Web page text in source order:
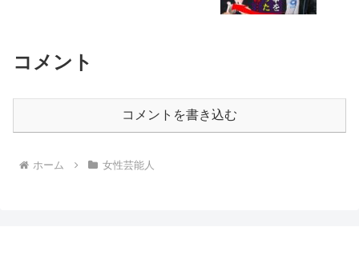
コメント
コメントを書き込む
ホーム 女性芸能人